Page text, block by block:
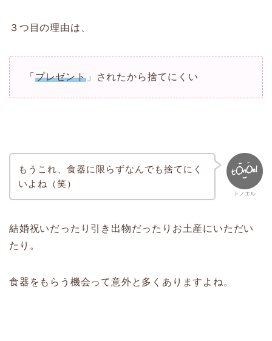
３つ目の理由は、
「 プレゼント」されたから捨てにくい
トノエル
もうこれ、食器に限らずなんでも捨てにく
いよね（笑）
結婚祝いだったり引き出物だったりお土産にいただい
たり。
食器をもらう機会って意外と多くありますよね。